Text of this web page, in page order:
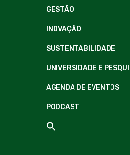
GESTÃO
INOVAÇÃO
SUSTENTABILIDADE
UNIVERSIDADE E
AGENDA DE EVENTOS
PODCAST